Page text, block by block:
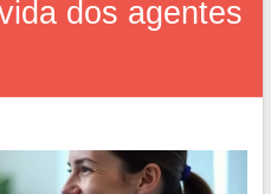
dos agentes